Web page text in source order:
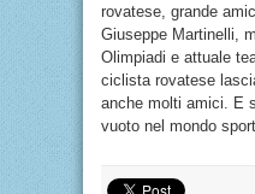
rovatese, grande
Giuseppe Martinelli,
Olimpiadi e attuale
ciclista rovatese
anche molti amici. E
vuoto nel mondo